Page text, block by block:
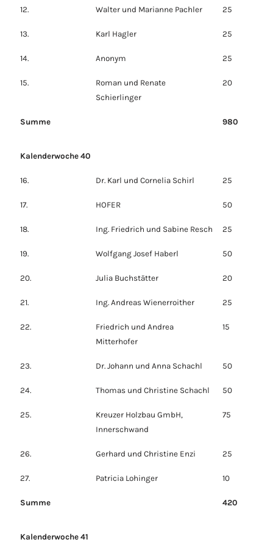
12. Walter und Marianne Pachler 25
13. Karl Hagler 25
14. Anonym 25
15.
Roman und Renate
Schierlinger
20
Summe 980
Kalenderwoche 40
16. Dr. Karl und Cornelia Schirl 25
17. HOFER 50
18. Ing. Friedrich und Sabine Resch 25
19. Wolfgang Josef Haberl 50
20. Julia Buchstätter 20
21. Ing. Andreas Wienerroither 25
22.
Friedrich und Andrea
Mitterhofer
15
23. Dr. Johann und Anna Schachl 50
24. Thomas und Christine Schachl 50
25.
Kreuzer Holzbau GmbH,
Innerschwand
75
26. Gerhard und Christine Enzi 25
27. Patricia Lohinger 10
Summe 420
Kalenderwoche 41